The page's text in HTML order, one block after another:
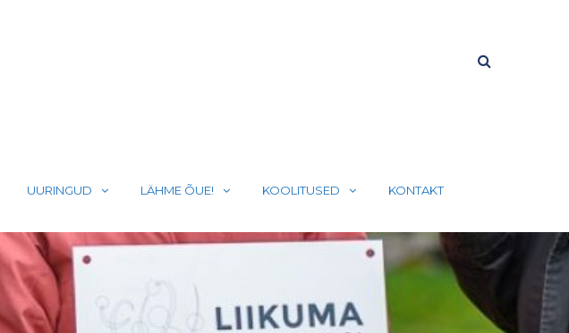
UURINGUD LÄHME ÕUE! KOOLITUSED KONTAKT